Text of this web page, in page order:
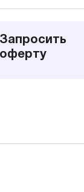
Запросить
оферту